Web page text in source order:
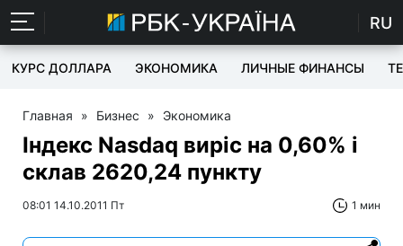
RU
КУРС ДОЛЛАРА ЭКОНОМИКА ЛИЧНЫЕ ФИНАНСЫ
Главная » Бизнес » Экономика
Індекс Nasdaq виріс на 0,60% і
склав 2620,24 пункту
08:01 14.10.2011 Пт 1 мин